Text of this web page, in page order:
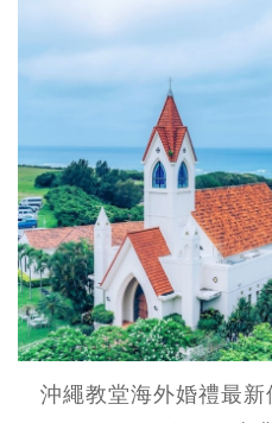
沖繩教堂海外婚禮最